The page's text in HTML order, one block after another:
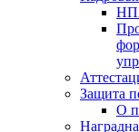
Защита
О